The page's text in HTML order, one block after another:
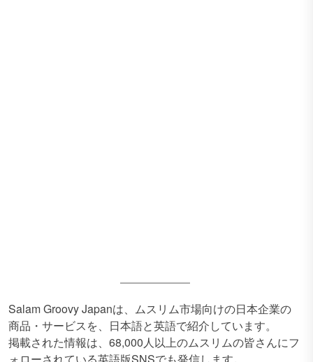
Salam Groovy Japanは、ムスリム市場向けの日本企業の
商品・サービスを、日本語と英語で紹介しています。
掲載された情報は、68,000人以上のムスリムの皆さんにフ
ォローされている英語版SNSでも発信します。